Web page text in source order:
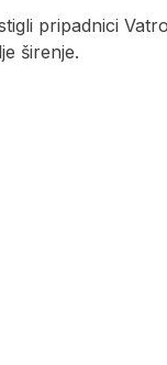
pripadnici
širenje.